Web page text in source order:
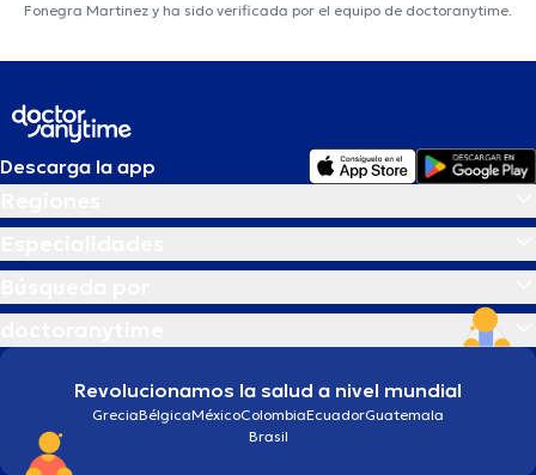
Fonegra Martinez y ha sido verificada por el equipo de doctoranytime.
Descarga la app
Revolucionamos la salud a nivel mundial
GreciaBélgicaMéxicoColombiaEcuadorGuatemala
Brasil